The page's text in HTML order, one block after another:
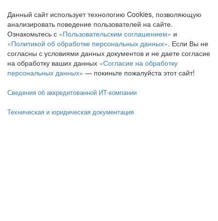
Данный сайт использует технологию Cookies, позволяющую
анализировать поведение пользователей на сайте.
Ознакомьтесь с «Пользовательским соглашением» и
«Политикой об обработке персональных данных». Если Вы не
согласны с условиями данных документов и не даете согласие
на обработку ваших данных «Согласие на обработку
персональных данных» — покиньте пожалуйста этот сайт!
Сведения об аккредитованной ИТ-компании
Техническая и юридическая документация